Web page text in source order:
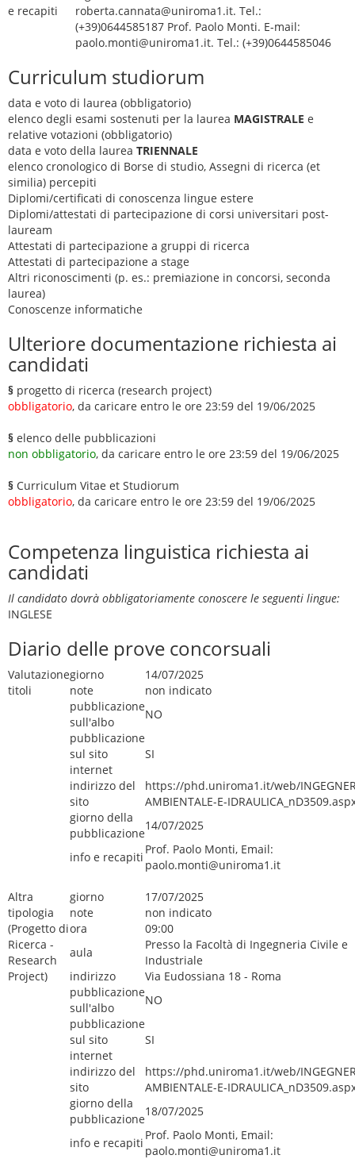
e recapiti
roberta.cannata@uniroma1.it. Tel.:
(+39)0644585187 Prof. Paolo Monti. E-mail:
paolo.monti@uniroma1.it. Tel.: (+39)0644585046
Curriculum studiorum
data e voto di laurea (obbligatorio)
elenco degli esami sostenuti per la laurea MAGISTRALE e
relative votazioni (obbligatorio)
data e voto della laurea TRIENNALE
elenco cronologico di Borse di studio, Assegni di ricerca (et
similia) percepiti
Diplomi/certificati di conoscenza lingue estere
Diplomi/attestati di partecipazione di corsi universitari post-
lauream
Attestati di partecipazione a gruppi di ricerca
Attestati di partecipazione a stage
Altri riconoscimenti (p. es.: premiazione in concorsi, seconda
laurea)
Conoscenze informatiche
Ulteriore documentazione richiesta ai
candidati
§ progetto di ricerca (research project)
obbligatorio, da caricare entro le ore 23:59 del 19/06/2025
§ elenco delle pubblicazioni
non obbligatorio, da caricare entro le ore 23:59 del 19/06/2025
§ Curriculum Vitae et Studiorum
obbligatorio, da caricare entro le ore 23:59 del 19/06/2025
Competenza linguistica richiesta ai
candidati
Il candidato dovrà obbligatoriamente conoscere le seguenti lingue:
INGLESE
Diario delle prove concorsuali
Valutazione
titoli
giorno
14/07/2025
note
non indicato
pubblicazione
sull'albo
NO
pubblicazione
sul sito
internet
SI
indirizzo del
sito
https://phd.uniroma1.it/web/
AMBIENTALE-E-
giorno della
pubblicazione
14/07/2025
info e recapiti
Prof. Paolo Monti, Email:
paolo.monti@uniroma1.it
Altra
tipologia
(Progetto di
Ricerca -
Research
Project)
giorno
17/07/2025
note
non indicato
ora
09:00
aula
Presso la Facoltà di Ingegneria Civile e
Industriale
indirizzo
Via Eudossiana 18 - Roma
pubblicazione
sull'albo
NO
pubblicazione
sul sito
internet
SI
indirizzo del
sito
https://phd.uniroma1.it/web/
AMBIENTALE-E-
giorno della
pubblicazione
18/07/2025
info e recapiti
Prof. Paolo Monti, Email:
paolo.monti@uniroma1.it